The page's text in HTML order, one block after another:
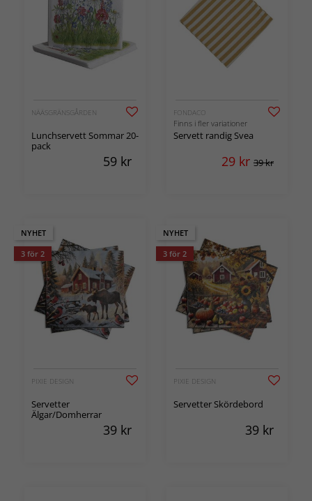
NÄÄSGRÄNSGÅRDEN
Lunchservett Sommar 20-
pack
59 kr
FONDACO
Finns i fler variationer
Servett randig Svea
29 kr 39 kr
NYHET
3 för 2
PIXIE DESIGN
Servetter
Älgar/Domherrar
39 kr
NYHET
3 för 2
PIXIE DESIGN
Servetter Skördebord
39 kr